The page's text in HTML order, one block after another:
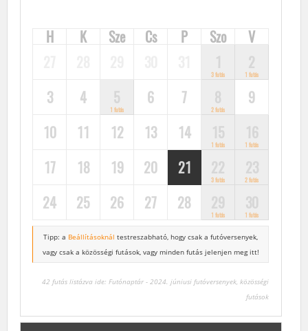
H K Sze Cs P Szo
V
3 futás 1 futás
3 4
1 futás
6 7
2 futás
9
10
11 12 13 14
1 futás 1 futás
17 18 19 20 21
3 futás 2 futás
24 25 26 27 28
1 futás 1 futás
Tipp: a Beállításoknál testreszabható, hogy csak a futóversenyek,
vagy csak a közösségi futások, vagy minden futás jelenjen meg itt!
42 futás listázva ide: Futónaptár - 2024. júniusi futóversenyek, közösségi
futások